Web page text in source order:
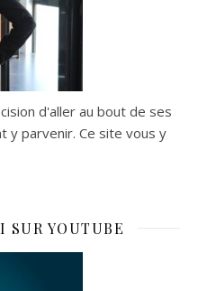
d'aller au bout de ses
y parvenir. Ce site vous y
SUR YOUTUBE